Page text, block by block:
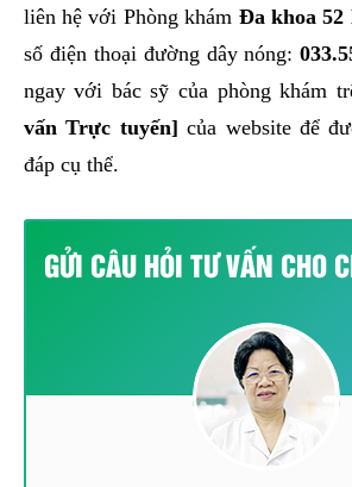
liên hệ với Phòng khám Đa khoa 52
số điện thoại đường dây nóng:
ngay với bác sỹ của phòng khám
vấn Trực tuyến] của website để
đáp cụ thể.
GỬI CÂU HỎI TƯ VẤN CHO